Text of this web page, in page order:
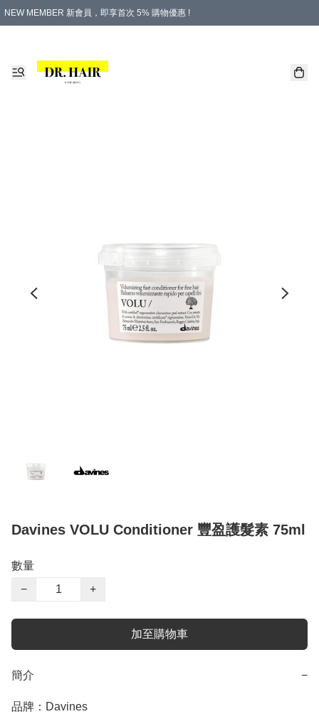
NEW MEMBER 新會員，即享首次 5% 購物優惠 !
Davines VOLU Conditioner 豐盈護髮素 75ml
數量
−
+
加至購物車
簡介 −
品牌：Davines